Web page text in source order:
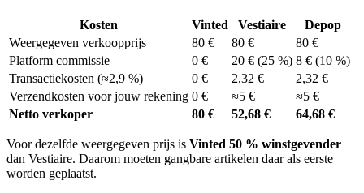
Kosten Vinted Vestiaire
Depop
Weergegeven verkoopprijs
80 € 80 €
80 €
Platform commissie
0 € 20 € (25 %) 8 € (10 %)
Transactiekosten (≈2,9 %)
0 € 2,32 €
2,32 €
Verzendkosten voor jouw rekening 0 € ≈5 €
≈5 €
Netto verkoper
80 € 52,68 € 64,68 €
Voor dezelfde weergegeven prijs is Vinted 50 % winstgevender
dan Vestiaire. Daarom moeten gangbare artikelen daar als eerste
worden geplaatst.